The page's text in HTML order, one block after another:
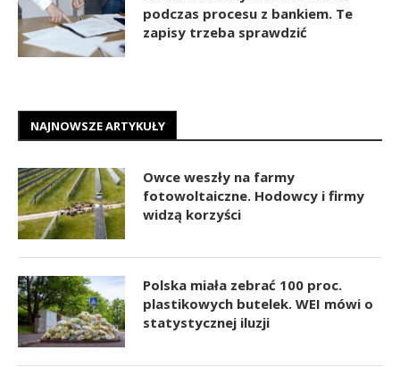
podczas procesu z bankiem. Te
zapisy trzeba sprawdzić
NAJNOWSZE ARTYKUŁY
Owce weszły na farmy
fotowoltaiczne. Hodowcy i firmy
widzą korzyści
Polska miała zebrać 100 proc.
plastikowych butelek. WEI mówi o
statystycznej iluzji